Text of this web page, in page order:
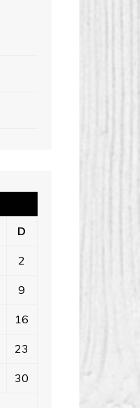
D
2
9
16
23
30